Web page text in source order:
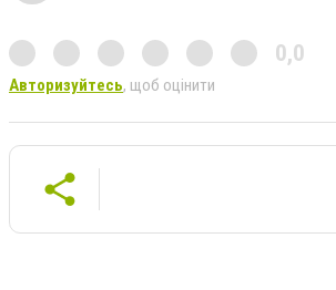
0,0
Авторизуйтесь, щоб оцінити